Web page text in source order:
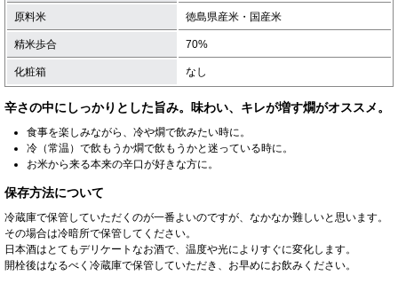
原料米 徳島県産米・国産米
精米歩合 70%
化粧箱 なし
辛さの中にしっかりとした旨み。味わい、キレが増す燗がオススメ。
食事を楽しみながら、冷や燗で飲みたい時に。
冷（常温）で飲もうか燗で飲もうかと迷っている時に。
お米から来る本来の辛口が好きな方に。
保存方法について
冷蔵庫で保管していただくのが一番よいのですが、なかなか難しいと思います。
その場合は冷暗所で保管してください。
日本酒はとてもデリケートなお酒で、温度や光によりすぐに変化します。
開栓後はなるべく冷蔵庫で保管していただき、お早めにお飲みください。